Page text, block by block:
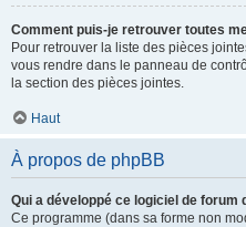
Comment puis-je retrouver toutes
Pour retrouver la liste des pièces
vous rendre dans le panneau de
la section des pièces jointes.
Haut
À propos de phpBB
Qui a développé ce logiciel de forum
Ce programme (dans sa forme non